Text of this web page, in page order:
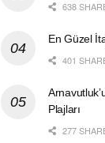
638
En Güzel
401
Plajları
277